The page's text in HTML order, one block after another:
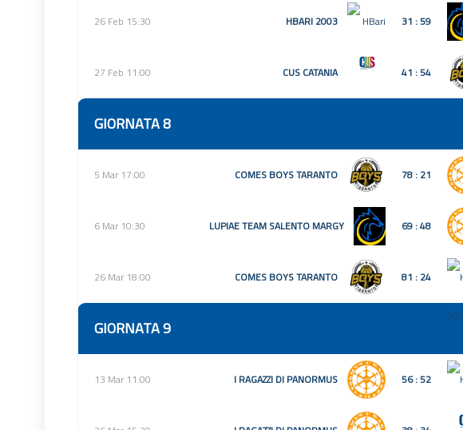
26 Feb 15:30 HBARI 2003 31 : 59
27 Feb 11:00 CUS CATANIA 41 : 54
GIORNATA 8
5 Mar 17:00 COMES BOYS TARANTO 78 : 21
6 Mar 10:30 LUPIAE TEAM SALENTO MARGY 69 : 48
26 Mar 18:00 COMES BOYS TARANTO 81 : 24
GIORNATA 9
13 Mar 11:00 I RAGAZZI DI PANORMUS 56 : 52